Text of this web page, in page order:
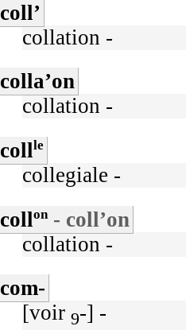
coll’
collation -
colla’on
collation -
collle
collegiale -
collon- coll’on
collation -
com-
[voir 9-] -